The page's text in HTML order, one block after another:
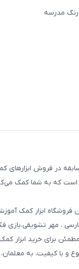
رنگ مدرسه
در فروش ابزارهای
که به شما کمک
ابزار کمک
، مهر تشویقی،بازی
برای خرید ابزار
و با کیفیت، به